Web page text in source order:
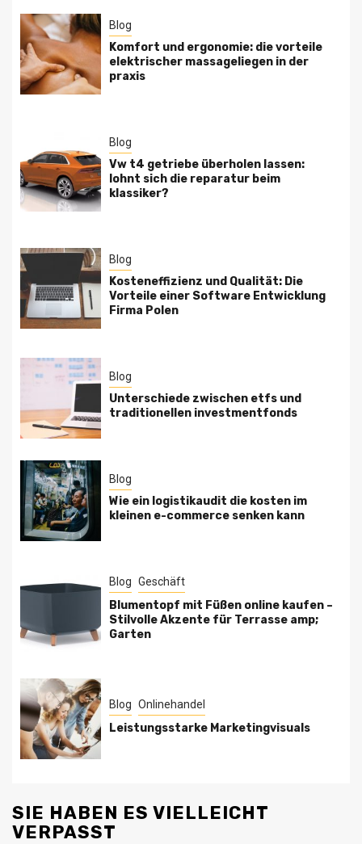
Blog
Komfort und ergonomie: die vorteile
elektrischer massageliegen in der
praxis
Blog
Vw t4 getriebe überholen lassen:
lohnt sich die reparatur beim
klassiker?
Blog
Kosteneffizienz und Qualität: Die
Vorteile einer Software Entwicklung
Firma Polen
Blog
Unterschiede zwischen etfs und
traditionellen investmentfonds
Blog
Wie ein logistikaudit die kosten im
kleinen e-commerce senken kann
Blog Geschäft
Blumentopf mit Füßen online kaufen –
Stilvolle Akzente für Terrasse amp;
Garten
Blog Onlinehandel
Leistungsstarke Marketingvisuals
SIE HABEN ES VIELLEICHT
VERPASST